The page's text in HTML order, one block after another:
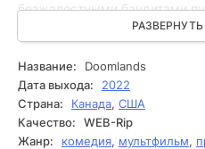
безжалостными бандитами
докучают им. Кроме того, в
встретить и существ из
невероятными
рассудок.
Название:
Doomlands
Дата выхода:
2022
Страна:
Канада, США
Качество:
WEB-Rip
Жанр:
комедия, мультфильм,